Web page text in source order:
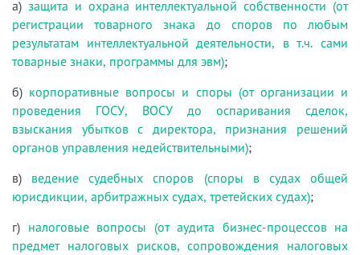
а) защита и охрана интеллектуальной собственности (от
регистрации товарного знака до споров по любым
результатам интеллектуальной деятельности, в т.ч. сами
товарные знаки, программы для эвм);
б) корпоративные вопросы и споры (от организации и
проведения ГОСУ, ВОСУ до оспаривания сделок,
взыскания убытков с директора, признания решений
органов управления недействительными);
в) ведение судебных споров (споры в судах общей
юрисдикции, арбитражных судах, третейских судах);
г) налоговые вопросы (от аудита бизнес-процессов на
предмет налоговых рисков, сопровождения налоговых